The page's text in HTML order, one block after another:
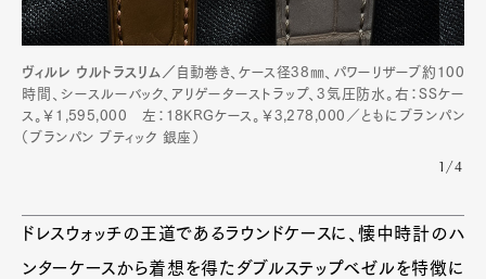
ヴィルレ ウルトラスリム／ 自動巻き、ケース径38㎜、パワーリザーブ約100
時間、シースルーバック、アリゲーターストラップ、3気圧防水。右：SSケー
ス。￥1,595,000 左：18KRGケース。￥3,278,000／ともにブランパン
（ブランパン ブティック 銀座）
1/4
ドレスウォッチの王道であるラウンドケースに、懐中時計のハ
ンターケースから着想を得たダブルステップベゼルを特徴に